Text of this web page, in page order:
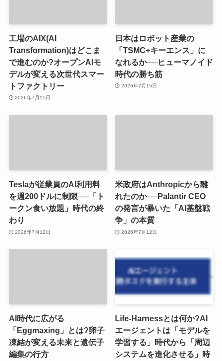
工場のAIX(AI
Transformation)はどこま
で進むのか?オープンAIモ
デルが変える次世代スマー
トファクトリー
2026年7月15日
日本はロボット産業の
「TSMC+キーエンス」に
なれるか──ヒューマノイド
時代の勝ち筋
2026年7月15日
Teslaが従業員のAI利用料
を週200ドルに制限──「ト
ークン食い放題」時代の終
わり
2026年7月12日
米政府はAnthropicから離
れたのか──Palantir CEO
の発言が暴いた「AI基盤戦
争」の本質
2026年7月12日
AI時代に広がる
「Eggmaxing」とは?卵子
凍結が変える未来と遺伝子
編集の行方
Life-Harnessとは何か?AI
エージェントは「モデルを
学習する」時代から「周辺
システムを進化させる」時